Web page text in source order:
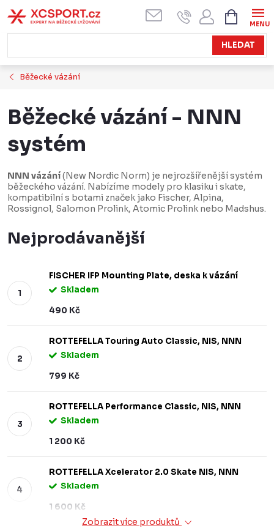
na
obsah
HLEDAT
KOŠÍK
Běžecké vázání
Běžecké vázání - NNN
systém
NNN vázání(New Nordic Norm) je nejrozšířenější systém
běžeckého vázání. Nabízíme modely pro klasiku i skate,
kompatibilní s botami značek jako Fischer, Alpina,
Rossignol, Salomon Prolink, Atomic Prolink nebo Madshus.
Nejprodávanější
FISCHER IFP Mounting Plate, deska k vázání
Skladem
490 Kč
ROTTEFELLA Touring Auto Classic, NIS, NNN
Skladem
799 Kč
ROTTEFELLA Performance Classic, NIS, NNN
Skladem
1 200 Kč
ROTTEFELLA Xcelerator 2.0 Skate NIS, NNN
Skladem
1 600 Kč
Zobrazit více produktů